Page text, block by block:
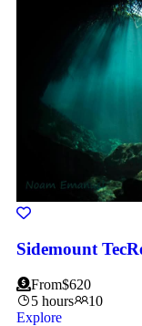
Sidemount
From$620
5 hours
10
Explore